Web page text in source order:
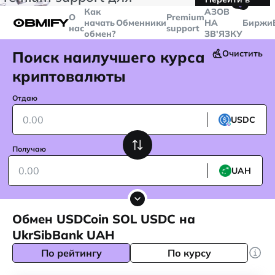
больше
$5000
Telegram
О
нас
Как
начать
обмен?
ОбменникиPremium
support
🤙
AЗОВ
НА
ЗВ'ЯЗКУ
Биржи
Поиск наилучшего курса
криптовалюты
Очистить
Отдаю
USDC
Получаю
UAH
Обмен USDCoin SOL USDC на
UkrSibBank UAH
По рейтингу По курсу